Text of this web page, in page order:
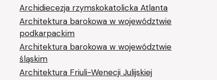
Archidiecezja rzymskokatolicka Atlanta
Architektura barokowa w województwie
podkarpackim
Architektura barokowa w województwie
śląskim
Architektura Friuli-Wenecji Julijskiej